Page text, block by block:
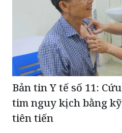
Bản tin Y tế số 11: